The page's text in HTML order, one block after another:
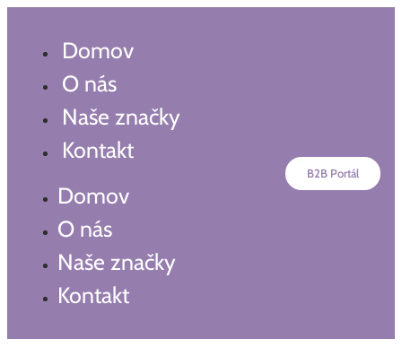
Preskočiť
Domov
O nás
Naše značky
Kontakt
Domov
O nás
Naše značky
Kontakt
B2B Portál